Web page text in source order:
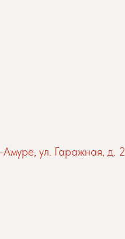
ул. Гаражная, д. 2